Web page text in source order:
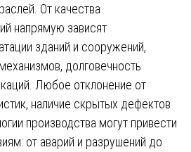
От качества
напрямую зависят
зданий и сооружений,
долговечность
Любое отклонение от
наличие скрытых дефектов
производства могут привести
от аварий и разрушений до